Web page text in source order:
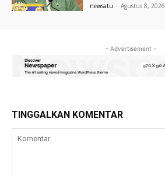
newsatu - Agustus 8, 2026
- Advertisement -
TINGGALKAN KOMENTAR